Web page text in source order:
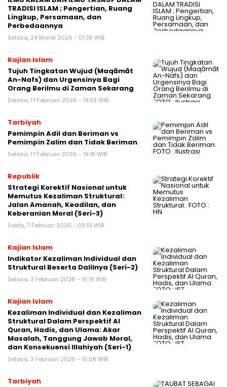
TRADISI ISLAM ; Pengertian, Ruang
Lingkup, Persamaan, dan
Perbedaannya
Selasa, 24 Maret 2026 - 01:38 WIB
Kajian Islam
Tujuh Tingkatan Wujud (Maqāmāt
An-Nafs) dan Urgensinya Bagi
Orang Berilmu di Zaman Sekarang
Selasa, 17 Februari 2026 - 19:33 WIB
Tarbiyah
Pemimpin Adil dan Beriman vs
Pemimpin Zalim dan Tidak Beriman
Selasa, 17 Februari 2026 - 19:18 WIB
Republik
Strategi Korektif Nasional untuk
Memutus Kezaliman Struktural:
Jalan Amanah, Keadilan, dan
Keberanian Moral (Seri-3)
Sabtu, 7 Februari 2026 - 08:10 WIB
Kajian Islam
Indikator Kezaliman Individual dan
Struktural Beserta Dalilnya (Seri-2)
Selasa, 3 Februari 2026 - 10:19 WIB
Kajian Islam
Kezaliman Individual dan Kezaliman
Struktural Dalam Perspektif Al
Quran, Hadis, dan Ulama: Akar
Masalah, Tanggung Jawab Moral,
dan Konsekuensi Illahiyah (Seri-1)
Selasa, 3 Februari 2026 - 10:08 WIB
Tarbiyah